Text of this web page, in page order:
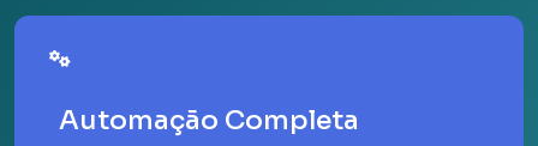
Automação Completa